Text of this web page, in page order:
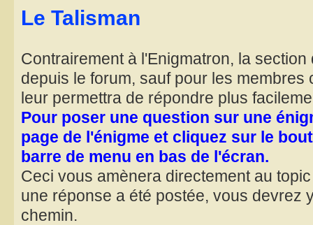
Le Talisman
Contrairement à l'Enigmatron, la
depuis le forum, sauf pour les membres
leur permettra de répondre plus
Pour poser une question sur une
page de l'énigme et cliquez sur le
barre de menu en bas de l'écran.
Ceci vous amènera directement au
une réponse a été postée, vous devrez
chemin.